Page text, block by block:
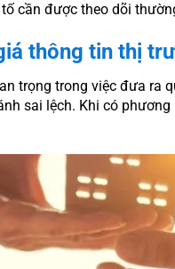
cần được theo dõi
thông tin thị
trọng trong việc đưa ra
sai lệch. Khi có